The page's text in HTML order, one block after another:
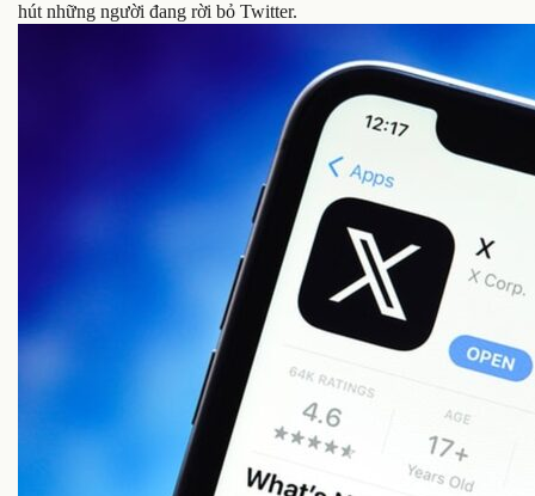
hút những người đang rời bỏ Twitter.